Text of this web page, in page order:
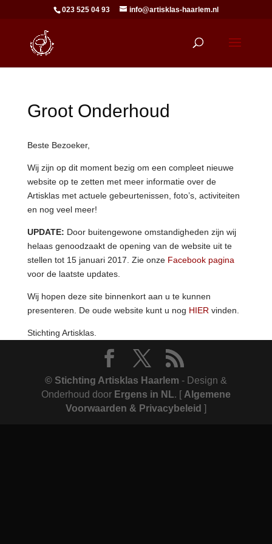
023 525 04 93 info@artisklas-haarlem.nl
Groot Onderhoud
Beste Bezoeker,
Wij zijn op dit moment bezig om een compleet nieuwe
website op te zetten met meer informatie over de
Artisklas met actuele gebeurtenissen, foto’s, activiteiten
en nog veel meer!
UPDATE: Door buitengewone omstandigheden zijn wij
helaas genoodzaakt de opening van de website uit te
stellen tot 15 januari 2017. Zie onze Facebook pagina
voor de laatste updates.
Wij hopen deze site binnenkort aan u te kunnen
presenteren. De oude website kunt u nog HIER vinden.
Stichting Artisklas.
© Stichting Artisklas Haarlem - Design &
Onderhoud door Ergens in NL. [ Algemene
Voorwaarden & Privacybeleid ]